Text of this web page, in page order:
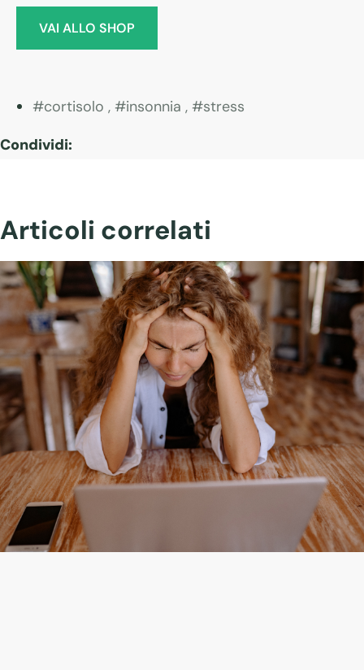
VAI ALLO SHOP
cortisolo , insonnia ,
stress
Condividi:
Articoli correlati